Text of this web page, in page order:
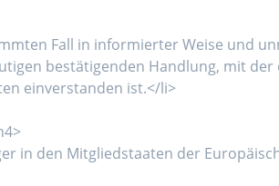
Fall in informierter Weise und
bestätigenden Handlung, mit
einverstanden ist.</li>
in den Mitgliedstaaten der